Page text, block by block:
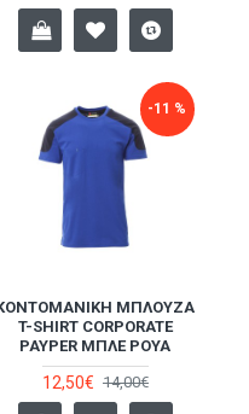
-11 %
ΜΠΛΟΎΖΑ
T-SHIRT CORPORATE
PAYPER ΜΠΛΕ ΡΟΥΆ
12,50€ 14,00€